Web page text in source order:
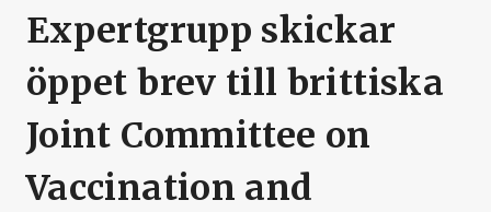
Expertgrupp skickar
öppet brev till brittiska
Joint Committee on
Vaccination and